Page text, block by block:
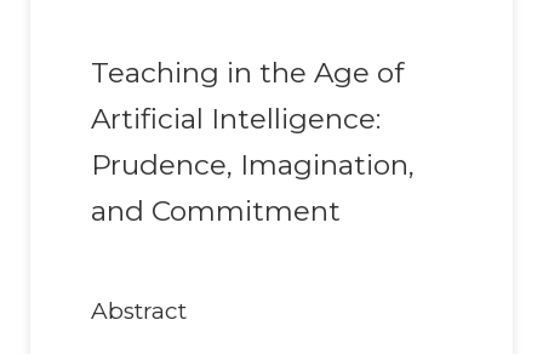
Teaching in the Age of
Artificial Intelligence:
Prudence, Imagination,
and Commitment
Abstract